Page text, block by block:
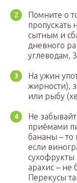
Помните о
пропускать
сытным и
дневного
углеводам,
На ужин
жирности),
или рыбу
Не
приёмами
бананы – то
если
арахис – не
Перекусы